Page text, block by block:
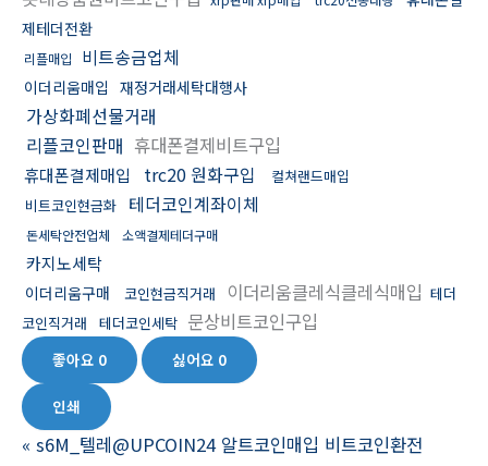
제테더전환
리플매입 비트송금업체
이더리움매입 재정거래세탁대행사
가상화폐선물거래
리플코인판매 휴대폰결제비트구입
휴대폰결제매입 trc20 원화구입
컬쳐랜드매입
비트코인현금화
테더코인계좌이체
돈세탁안전업체 소액결제테더구매
카지노세탁
이더리움구매 코인현금직거래 이더리움클레식클레식매입 테더
코인직거래
테더코인세탁 문상비트코인구입
좋아요 0 싫어요 0
인쇄
« s6M_텔레@UPCOIN24 알트코인매입 비트코인환전